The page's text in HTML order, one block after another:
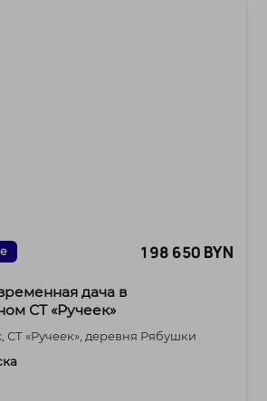
198 650 BYN
дача в
СТ «Ручеек»
СТ «Ручеек», деревня Рябушки